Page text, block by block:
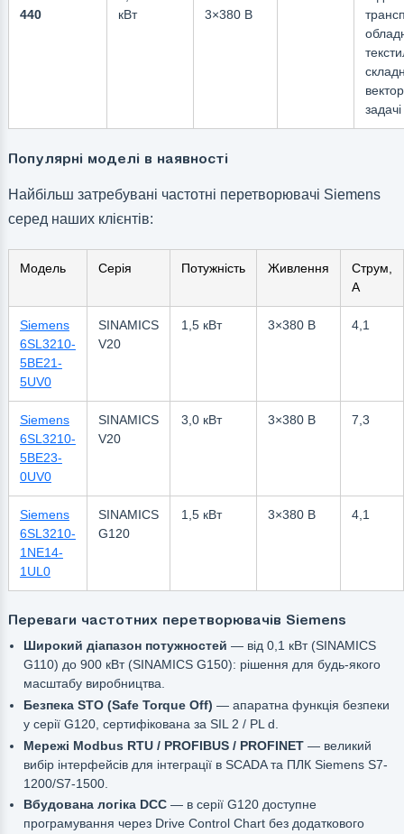
440
кВт
3×380 В
задачі
Популярні моделі в наявності
Найбільш затребувані частотні перетворювачі Siemens
серед наших клієнтів:
Модель Серія Потужність Живлення
Струм,
А
Siemens
6SL3210-
5BE21-
5UV0
SINAMICS
V20
1,5 кВт 3×380 В 4,1
Siemens
6SL3210-
5BE23-
0UV0
SINAMICS
V20
3,0 кВт 3×380 В 7,3
Siemens
6SL3210-
1NE14-
1UL0
SINAMICS
G120
1,5 кВт 3×380 В 4,1
Переваги частотних перетворювачів Siemens
Широкий діапазон потужностей — від 0,1 кВт (SINAMICS
G110) до 900 кВт (SINAMICS G150): рішення для будь-якого
масштабу виробництва.
Безпека STO (Safe Torque Off) — апаратна функція безпеки
у серії G120, сертифікована за SIL 2 / PL d.
Мережі Modbus RTU / PROFIBUS / PROFINET— великий
вибір інтерфейсів для інтеграції в SCADA та ПЛК Siemens S7-
1200/S7-1500.
Вбудована логіка DCC— в серії G120 доступне
програмування через Drive Control Chart без додаткового